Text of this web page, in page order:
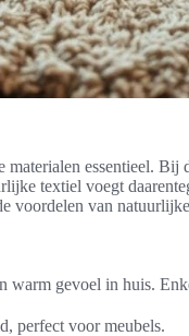
essentieel. Bij
textiel voegt
voordelen van
warm gevoel in huis.
perfect voor meubels.